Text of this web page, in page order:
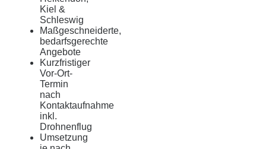
Kiel &
Schleswig
Maßgeschneiderte,
bedarfsgerechte
Angebote
Kurzfristiger
Vor-Ort-
Termin
nach
Kontaktaufnahme
inkl.
Drohnenflug
Umsetzung